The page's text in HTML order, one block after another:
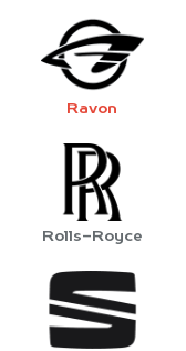
Ravon
Rolls-Royce